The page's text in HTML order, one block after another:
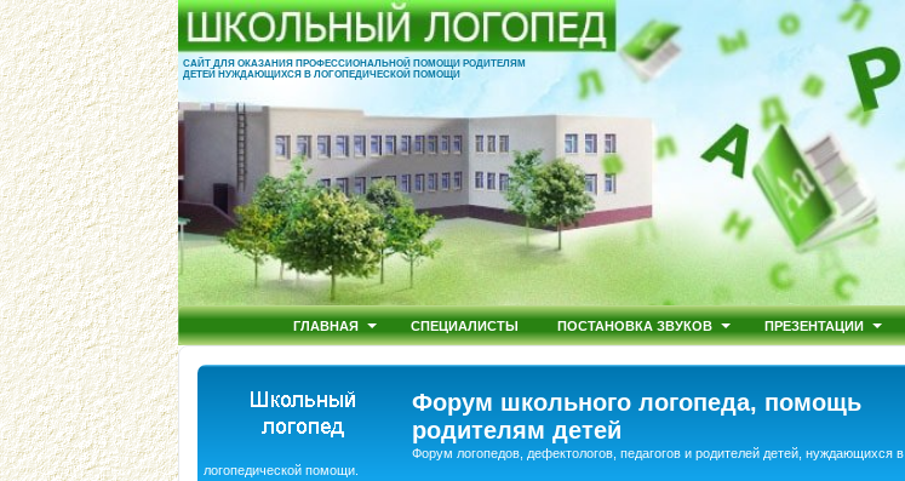
САЙТ ДЛЯ ОКАЗАНИЯ ПРОФЕССИОНАЛЬНОЙ ПОМОЩИ РОДИТЕЛЯМ
ДЕТЕЙ НУЖДАЮЩИХСЯ В ЛОГОПЕДИЧЕСКОЙ ПОМОЩИ
ГЛАВНАЯ СПЕЦИАЛИСТЫ ПОСТАНОВКА ЗВУКОВ ПРЕЗЕНТАЦИИ
Форум школьного логопеда, помощь
родителям детей
Форум логопедов, дефектологов, педагогов и родителей детей, нуждающихся в
логопедической помощи.